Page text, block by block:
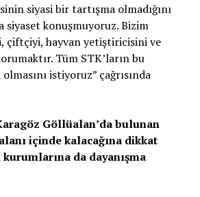
siyasi bir tartışma olmadığını
siyaset konuşmuyoruz. Bizim
çiftçiyi, hayvan yetiştiricisini ve
Tüm STK’ların bu
istiyoruz” çağrısında
Göllüalan’da bulunan
içinde kalacağına dikkat
da dayanışma